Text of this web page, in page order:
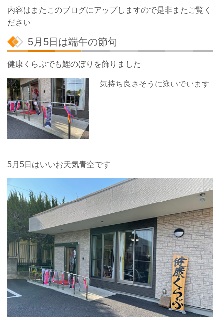
内容はまたこのブログにアップしますので是非またご覧く
ださい
5月5日は端午の節句
健康くらぶでも鯉のぼりを飾りました
気持ち良さそうに泳いでいます
5月5日はいいお天気青空です